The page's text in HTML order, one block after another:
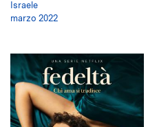
Israele
marzo 2022